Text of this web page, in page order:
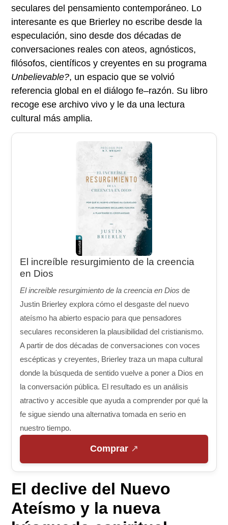
seculares del pensamiento contemporáneo. Lo
interesante es que Brierley no escribe desde la
especulación, sino desde dos décadas de
conversaciones reales con ateos, agnósticos,
filósofos, científicos y creyentes en su programa
Unbelievable?, un espacio que se volvió
referencia global en el diálogo fe–razón. Su libro
recoge ese archivo vivo y le da una lectura
cultural más amplia.
El increíble resurgimiento de la creencia
en Dios
El increíble resurgimiento de la creencia en Dios de
Justin Brierley explora cómo el desgaste del nuevo
ateísmo ha abierto espacio para que pensadores
seculares reconsideren la plausibilidad del cristianismo.
A partir de dos décadas de conversaciones con voces
escépticas y creyentes, Brierley traza un mapa cultural
donde la búsqueda de sentido vuelve a poner a Dios en
la conversación pública. El resultado es un análisis
atractivo y accesible que ayuda a comprender por qué la
fe sigue siendo una alternativa tomada en serio en
nuestro tiempo.
Comprar
El declive del Nuevo
Ateísmo y la nueva